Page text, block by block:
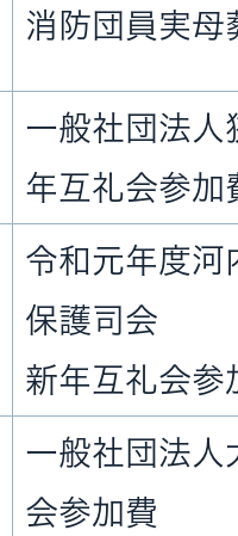
消防団員実母
一般社団法人
年互礼会参加
令和元年度河
保護司会
新年互礼会参
一般社団法人
会参加費